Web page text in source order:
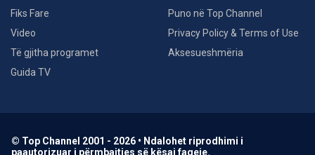
Fiks Fare
Video
Të gjitha programet
Guida TV
Puno në Top Channel
Privacy Policy & Terms of Use
Aksesueshmëria
© Top Channel 2001 - 2026 • Ndalohet riprodhimi i
paautorizuar i përmbajtjes së kësaj faqeje.